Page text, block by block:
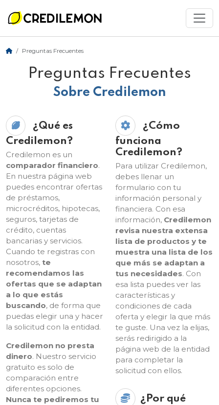
Preguntas Frecuentes
Preguntas Frecuentes
Sobre Credilemon
¿Qué es
Credilemon?
Credilemon es un
comparador financiero.
En nuestra página web
puedes encontrar ofertas
de préstamos,
microcréditos, hipotecas,
seguros, tarjetas de
crédito, cuentas
bancarias y servicios.
Cuando te registras con
nosotros, te
recomendamos las
ofertas que se adaptan
a lo que estás
buscando, de forma que
puedas elegir una y hacer
la solicitud con la entidad.
Credilemon no presta
dinero. Nuestro servicio
gratuito es solo de
comparación entre
diferentes opciones.
Nunca te pediremos tu
¿Cómo
funciona
Credilemon?
Para utilizar Credilemon,
debes llenar un
formulario con tu
información personal y
financiera. Con esa
información, Credilemon
revisa nuestra extensa
lista de productos y te
muestra una lista de los
que más se adaptan a
tus necesidades. Con
esa lista puedes ver las
características y
condiciones de cada
oferta y elegir la que más
te guste. Una vez la elijas,
serás redirigido a la
página web de la entidad
para completar la
solicitud con ellos.
¿Por qué